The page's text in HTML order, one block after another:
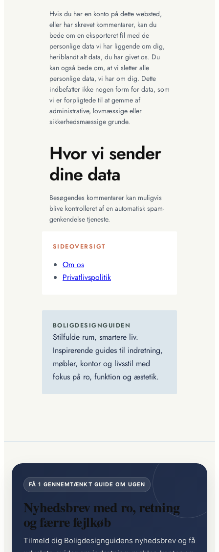
Hvis du har en konto på dette websted,
eller har skrevet kommentarer, kan du
bede om en eksporteret fil med de
personlige data vi har liggende om dig,
heriblandt alt data, du har givet os. Du
kan også bede om, at vi sletter alle
personlige data, vi har om dig. Dette
indbefatter ikke nogen form for data, som
vi er forpligtede til at gemme af
administrative, lovmæssige eller
sikkerhedsmæssige grunde.
Hvor vi sender
dine data
Besøgendes kommentarer kan muligvis
blive kontrolleret af en automatisk spam-
genkendelse tjeneste.
SIDEOVERSIGT
Om os
Privatlivspolitik
BOLIGDESIGNGUIDEN
Stilfulde rum, smartere liv.
Inspirerende guides til indretning,
møbler, kontor og livsstil med
fokus på ro, funktion og æstetik.
FÅ 1 GENNEMTÆNKT GUIDE OM UGEN
Nyhedsbrev med ro, retning
og færre fejlkøb
Tilmeld dig Boligdesignguidens nyhedsbrev og få